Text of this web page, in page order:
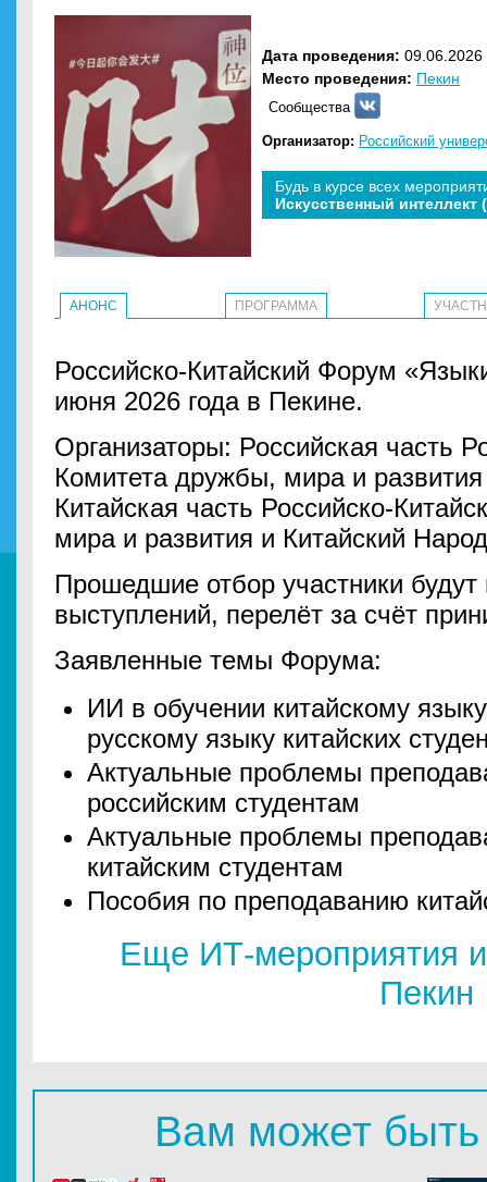
Дата проведения:
Место проведения: Пекин
Сообщества
Организатор: Российский
Будь в курсе всех
Искусственный интеллект
АНОНС ПРОГРАММА
Российско-Китайский Форум
июня 2026 года в Пекине.
Организаторы: Российская часть
Комитета дружбы, мира и
Китайская часть Российско-
мира и развития и Китайский
Прошедшие отбор участники
выступлений, перелёт за счёт
Заявленные темы Форума:
ИИ в обучении китайскому
русскому языку китайских
Актуальные проблемы
российским студентам
Актуальные проблемы
китайским студентам
Пособия по преподаванию
Еще ИТ-мероприятия
Пекин
Вам может быть